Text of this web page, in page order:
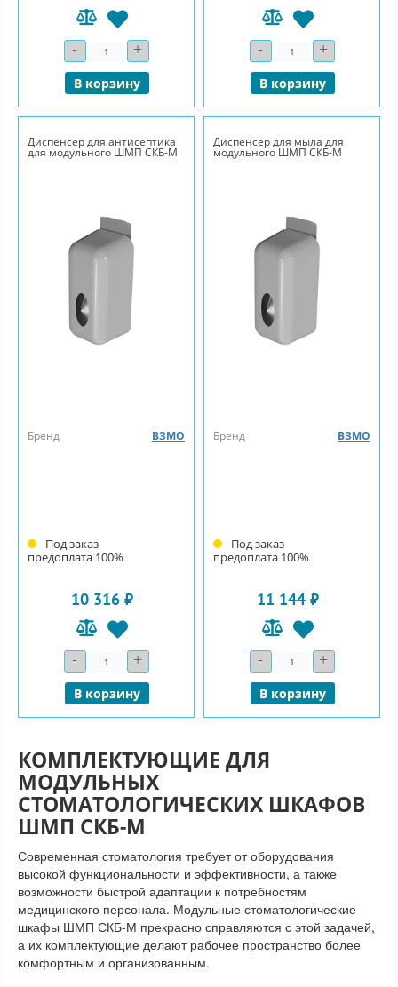
- Количество+
В корзину
- Количество+
В корзину
Диспенсер для антисептика
для модульного ШМП СКБ-М
Бренд ВЗМО
Под заказ
предоплата 100%
10 316 ₽
- Количество+
В корзину
Диспенсер для мыла для
модульного ШМП СКБ-М
Бренд ВЗМО
Под заказ
предоплата 100%
11 144 ₽
- Количество+
В корзину
КОМПЛЕКТУЮЩИЕ ДЛЯ
МОДУЛЬНЫХ
СТОМАТОЛОГИЧЕСКИХ ШКАФОВ
ШМП СКБ-М
Современная стоматология требует от оборудования
высокой функциональности и эффективности, а также
возможности быстрой адаптации к потребностям
медицинского персонала. Модульные стоматологические
шкафы ШМП СКБ-М прекрасно справляются с этой задачей,
а их комплектующие делают рабочее пространство более
комфортным и организованным.